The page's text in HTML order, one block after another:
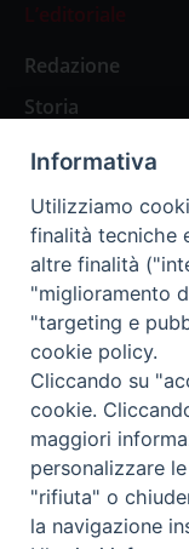
L’editoriale
Redazione
Storia
Abbonamenti
Abbonamento
Abbonamento
Abbonamento
Redazione:
IVA: 00213430184
Informativa
Utilizziamo
finalità tecniche
altre finalità
"miglioramento
"targeting e
cookie policy.
Cliccando su
cookie.
maggiori
personalizzare
"rifiuta" o
la navigazione